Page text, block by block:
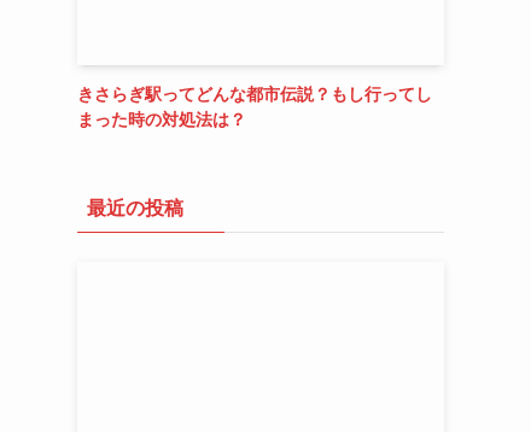
きさらぎ駅ってどんな都市伝説？もし行ってし
まった時の対処法は？
最近の投稿